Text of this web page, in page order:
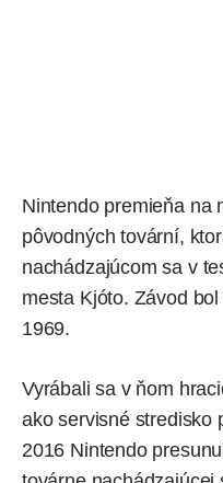
Nintendopremieňa na
pôvodných tovární,
nachádzajúcom sa v
mesta Kjóto. Závod
1969.
Vyrábali sa v ňom
ako servisné stredisko
2016 Nintendo